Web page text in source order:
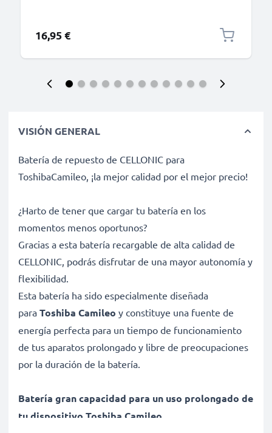
16,95 €
VISIÓN GENERAL
Batería de repuesto de CELLONIC para
ToshibaCamileo, ¡la mejor calidad por el mejor precio!
¿Harto de tener que cargar tu batería en los
momentos menos oportunos?
Gracias a esta batería recargable de alta calidad de
CELLONIC, podrás disfrutar de una mayor autonomía y
flexibilidad.
Esta batería ha sido especialmente diseñada
para Toshiba Camileo y constituye una fuente de
energía perfecta para un tiempo de funcionamiento
de tus aparatos prolongado y libre de preocupaciones
por la duración de la batería.
Batería gran capacidad para un uso prolongado de
tu dispositivo Toshiba Camileo